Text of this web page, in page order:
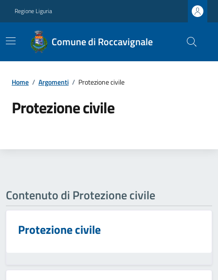
Regione Liguria
Comune di Roccavignale
Home / Argomenti / Protezione civile
Protezione civile
Contenuto di Protezione civile
Protezione civile